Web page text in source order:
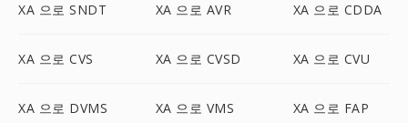
XA 으로 SNDT XA 으로 AVR XA 으로 CDDA
XA 으로 CVS XA 으로 CVSD XA 으로 CVU
XA 으로 DVMS XA 으로 VMS XA 으로 FAP